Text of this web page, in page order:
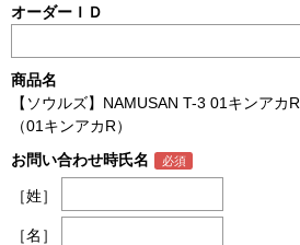
オーダーＩＤ
商品名
【ソウルズ】NAMUSAN T-3 01キンアカR
（01キンアカR）
お問い合わせ時氏名
［姓］
［名］